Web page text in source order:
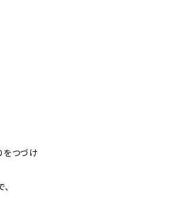
をつづけ